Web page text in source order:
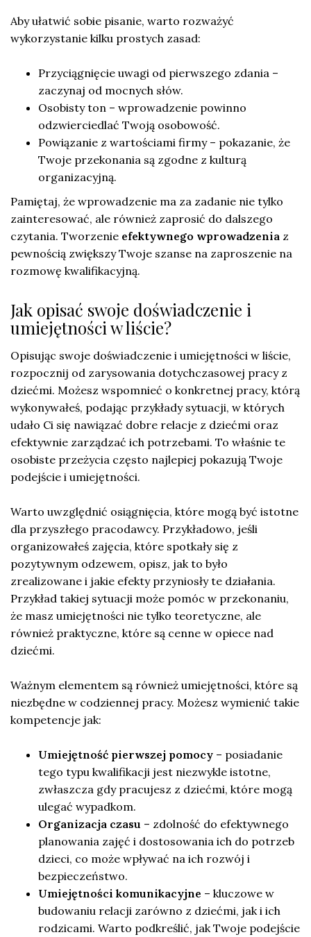
Aby ułatwić sobie pisanie, warto rozważyć
wykorzystanie kilku prostych zasad:
Przyciągnięcie uwagi od pierwszego zdania –
zaczynaj od mocnych słów.
Osobisty ton – wprowadzenie powinno
odzwierciedlać Twoją osobowość.
Powiązanie z wartościami firmy – pokazanie, że
Twoje przekonania są zgodne z kulturą
organizacyjną.
Pamiętaj, że wprowadzenie ma za zadanie nie tylko
zainteresować, ale również zaprosić do dalszego
czytania. Tworzenie efektywnego wprowadzenia z
pewnością zwiększy Twoje szanse na zaproszenie na
rozmowę kwalifikacyjną.
Jak opisać swoje doświadczenie i
umiejętności w liście?
Opisując swoje doświadczenie i umiejętności w liście,
rozpocznij od zarysowania dotychczasowej pracy z
dziećmi. Możesz wspomnieć o konkretnej pracy, którą
wykonywałeś, podając przykłady sytuacji, w których
udało Ci się nawiązać dobre relacje z dziećmi oraz
efektywnie zarządzać ich potrzebami. To właśnie te
osobiste przeżycia często najlepiej pokazują Twoje
podejście i umiejętności.
Warto uwzględnić osiągnięcia, które mogą być istotne
dla przyszłego pracodawcy. Przykładowo, jeśli
organizowałeś zajęcia, które spotkały się z
pozytywnym odzewem, opisz, jak to było
zrealizowane i jakie efekty przyniosły te działania.
Przykład takiej sytuacji może pomóc w przekonaniu,
że masz umiejętności nie tylko teoretyczne, ale
również praktyczne, które są cenne w opiece nad
dziećmi.
Ważnym elementem są również umiejętności, które są
niezbędne w codziennej pracy. Możesz wymienić takie
kompetencje jak:
Umiejętność pierwszej pomocy – posiadanie
tego typu kwalifikacji jest niezwykle istotne,
zwłaszcza gdy pracujesz z dziećmi, które mogą
ulegać wypadkom.
Organizacja czasu – zdolność do efektywnego
planowania zajęć i dostosowania ich do potrzeb
dzieci, co może wpływać na ich rozwój i
bezpieczeństwo.
Umiejętności komunikacyjne – kluczowe w
budowaniu relacji zarówno z dziećmi, jak i ich
rodzicami. Warto podkreślić, jak Twoje podejście